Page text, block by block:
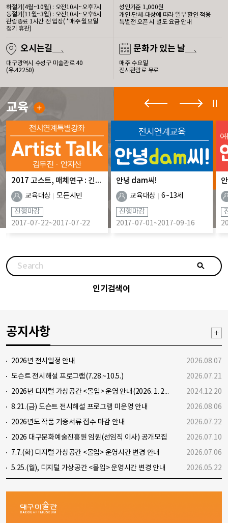
하절기(4월~10월) : 오전10시~오후7시
동절기(11월~3월) : 오전10시~오후6시
관람종료 1시간 전 입장( *매주 월요일
정기 휴관)
성인기준 1,000원
개인·단체·대상에 따라 일부 할인 적용
특별전 오픈 시 별도 요금 안내
오시는길
대구광역시 수성구 미술관로 40
(우.42250)
문화가 있는 날
매주 수요일
전시관람료 무료
교육
2017 고스트, 매체연구 : 긴장과 이완 전시 연계 작가와의 대화
교육대상
모든시민
진행마감
2017-07-22~2017-07-22
안녕 dam씨!
교육대상
6~13세
진행마감
2017-07-01~2017-09-16
이전보기 다음보기
Search
검
색
인기검색어
공지사항
2026년 전시일정 안내
2026.08.07
도슨트 전시해설 프로그램(7.28.~10.5.)
2026.07.21
2026년 디지털 가상공간 <몰입> 운영 안내(2026. 1. 20.~12. 31.)
2024.12.20
8.21.(금) 도슨트 전시해설 프로그램 미운영 안내
2026.08.06
2026년도 작품 기증서류 접수 마감 안내
2026.07.22
2026 대구문화예술진흥원 임원(선임직 이사) 공개모집
2026.07.10
7.7.(화) 디지털 가상공간 <몰입> 운영시간 변경 안내
2026.07.06
5.25.(월), 디지털 가상공간 <몰입> 운영시간 변경 안내
2026.05.22
공
항
보
기